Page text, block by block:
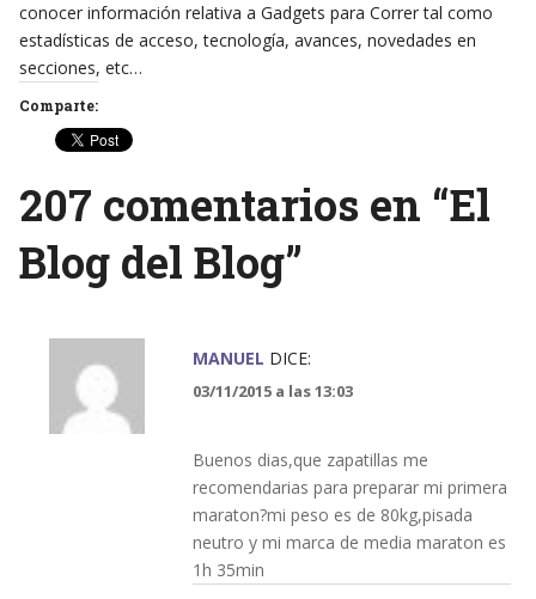
conocer información relativa a Gadgets para Correr tal como
estadísticas de acceso, tecnología, avances, novedades en
secciones, etc…
Comparte:
207 comentarios en “El
Blog del Blog”
MANUEL DICE:
03/11/2015 a las 13:03
Buenos dias,que zapatillas me
recomendarias para preparar mi primera
maraton?mi peso es de 80kg,pisada
neutro y mi marca de media maraton es
1h 35min